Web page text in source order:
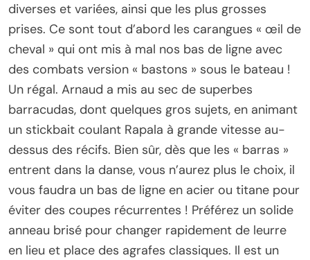
diverses et variées, ainsi que les plus grosses
prises. Ce sont tout d’abord les carangues « œil de
cheval » qui ont mis à mal nos bas de ligne avec
des combats version « bastons » sous le bateau !
Un régal. Arnaud a mis au sec de superbes
barracudas, dont quelques gros sujets, en animant
un stickbait coulant Rapala à grande vitesse au-
dessus des récifs. Bien sûr, dès que les « barras »
entrent dans la danse, vous n’aurez plus le choix, il
vous faudra un bas de ligne en acier ou titane pour
éviter des coupes récurrentes ! Préférez un solide
anneau brisé pour changer rapidement de leurre
en lieu et place des agrafes classiques. Il est un